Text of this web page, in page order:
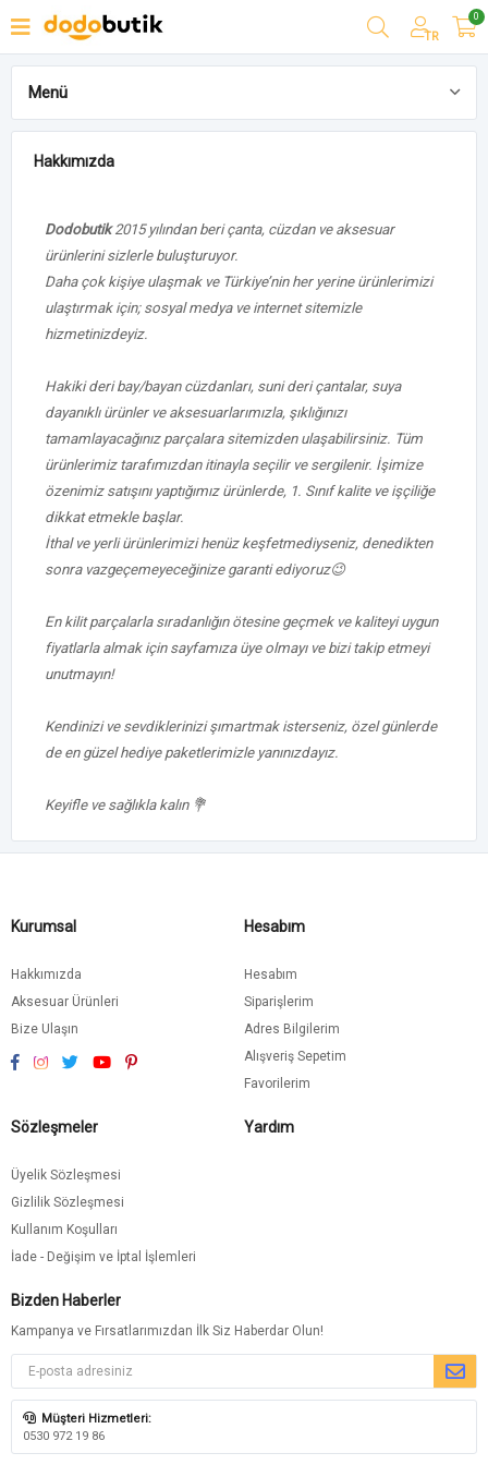
TR
0
Menü
Hakkımızda
Dodobutik2015 yılından beri çanta, cüzdan ve aksesuar
ürünlerini sizlerle buluşturuyor.
Daha çok kişiye ulaşmak ve Türkiye’nin her yerine ürünlerimizi
ulaştırmak için; sosyal medya ve internet sitemizle
hizmetinizdeyiz.
Hakiki deri bay/bayan cüzdanları, suni deri çantalar, suya
dayanıklı ürünler ve aksesuarlarımızla, şıklığınızı
tamamlayacağınız parçalara sitemizden ulaşabilirsiniz. Tüm
ürünlerimiz tarafımızdan itinayla seçilir ve sergilenir. İşimize
özenimiz satışını yaptığımız ürünlerde, 1. Sınıf kalite ve işçiliğe
dikkat etmekle başlar.
İthal ve yerli ürünlerimizi henüz keşfetmediyseniz, denedikten
sonra vazgeçemeyeceğinize garanti ediyoruz😉
En kilit parçalarla sıradanlığın ötesine geçmek ve kaliteyi uygun
fiyatlarla almak için sayfamıza üye olmayı ve bizi takip etmeyi
unutmayın!
Kendinizi ve sevdiklerinizi şımartmak isterseniz, özel günlerde
de en güzel hediye paketlerimizle yanınızdayız.
Keyifle ve sağlıkla kalın 💐
Kurumsal
Hakkımızda
Aksesuar Ürünleri
Bize Ulaşın
Hesabım
Hesabım
Siparişlerim
Adres Bilgilerim
Alışveriş Sepetim
Favorilerim
Sözleşmeler
Üyelik Sözleşmesi
Gizlilik Sözleşmesi
Kullanım Koşulları
İade - Değişim ve İptal İşlemleri
Yardım
Bizden Haberler
Kampanya ve Fırsatlarımızdan İlk Siz Haberdar Olun!
Müşteri Hizmetleri:
0530 972 19 86